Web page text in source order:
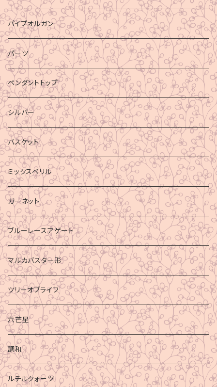
パイプオルガン
パーツ
ペンダントトップ
シルバー
バスケット
ミックスベリル
ガーネット
ブルーレースアゲート
マルカバスター形
ツリーオブライフ
六芒星
調和
ルチルクォーツ